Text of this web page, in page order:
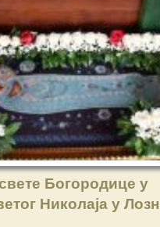
Богородице у
Николаја у